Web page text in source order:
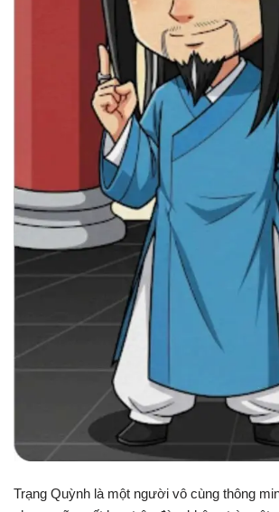
Trạng Quỳnh là một người vô cùng thông